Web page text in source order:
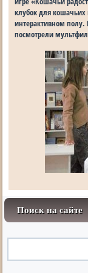
клубок для кошачьих
интерактивном
посмотрели
Поиск на сайте